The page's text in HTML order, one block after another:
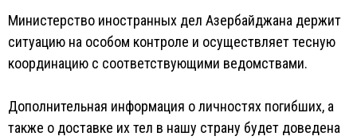
Министерство иностранных дел Азербайджана держит
ситуацию на особом контроле и осуществляет тесную
координацию с соответствующими ведомствами.
Дополнительная информация о личностях погибших, а
также о доставке их тел в нашу страну будет доведена